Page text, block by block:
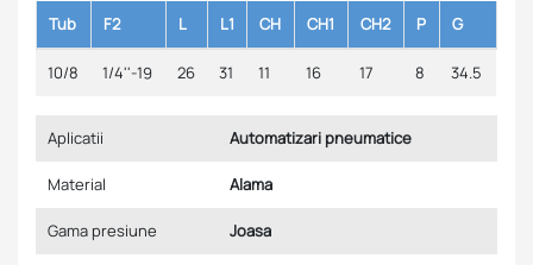
Tub F2 L L1 CH CH1 CH2 P G
10/8 1/4''-19 26 31 11 16 17 8 34.5
Aplicatii Automatizari pneumatice
Material Alama
Gama presiune Joasa